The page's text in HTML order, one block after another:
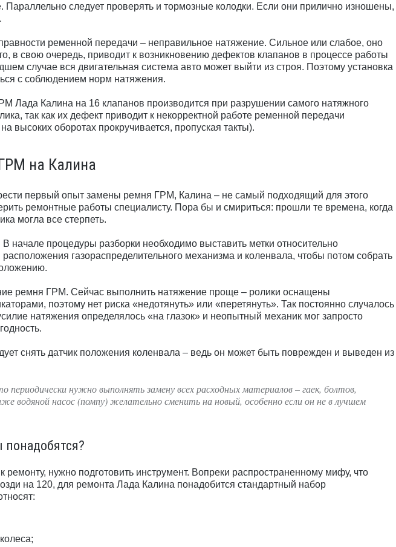
Параллельно следует проверять и тормозные колодки. Если они прилично изношены,
ременной передачи – неправильное натяжение. Сильное или слабое, оно
в свою очередь, приводит к возникновению дефектов клапанов в процессе работы
случае вся двигательная система авто может выйти из строя. Поэтому установка
с соблюдением норм натяжения.
Лада Калина на 16 клапанов производится при разрушении самого натяжного
так как их дефект приводит к некорректной работе ременной передачи
высоких оборотах прокручивается, пропуская такты).
на Калина
первый опыт замены ремня ГРМ, Калина – не самый подходящий для этого
ремонтные работы специалисту. Пора бы и смириться: прошли те времена, когда
могла все стерпеть.
В начале процедуры разборки необходимо выставить метки относительно
расположения газораспределительного механизма и коленвала, чтобы потом собрать
ремня ГРМ. Сейчас выполнить натяжение проще – ролики оснащены
поэтому нет риска «недотянуть» или «перетянуть». Так постоянно случалось
натяжения определялось «на глазок» и неопытный механик мог запросто
снять датчик положения коленвала – ведь он может быть поврежден и выведен из
нужно выполнять замену всех расходных материалов – гаек, болтов,
водяной насос (помпу) желательно сменить на новый, особенно если он не в лучшем
понадобятся?
ремонту, нужно подготовить инструмент. Вопреки распространенному мифу, что
на 120, для ремонта Лада Калина понадобится стандартный набор